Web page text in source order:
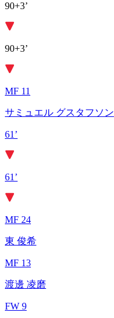
90+3’
90+3’
MF 11
サミュエル グスタフソン
61’
61’
MF 24
東 俊希
MF 13
渡邊 凌磨
FW 9